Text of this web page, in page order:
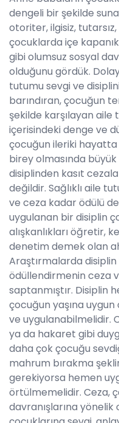
dengeli bir şekilde
otoriter, ilgisiz, tutarsız,
çocuklarda içe
gibi olumsuz sosyal
olduğunu gördük.
tutumu sevgi ve
barındıran, çocuğun
şekilde karşılayan aile
içerisindeki denge ve
çocuğun ileriki
birey olmasında
disiplinden kasıt
değildir. Sağlıklı aile
ve ceza kadar ödülü de
uygulanan bir disiplin
alışkanlıkları öğretir,
denetim demek olan
Araştırmalarda
ödüllendirmenin ceza
saptanmıştır. Disiplin
çocuğun yaşına uygun
ve uygulanabilmelidir.
ya da hakaret gibi
daha çok çocuğu
mahrum bırakma
gerekiyorsa hemen
örtülmemelidir. Ceza,
davranışlarına